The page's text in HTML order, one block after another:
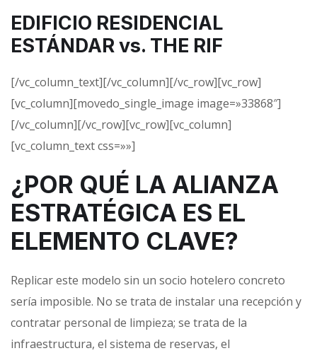
EDIFICIO RESIDENCIAL
ESTÁNDAR vs. THE RIF
[/vc_column_text][/vc_column][/vc_row][vc_row]
[vc_column][movedo_single_image image=»33868″]
[/vc_column][/vc_row][vc_row][vc_column]
[vc_column_text css=»»]
¿POR QUÉ LA ALIANZA
ESTRATÉGICA ES EL
ELEMENTO CLAVE?
Replicar este modelo sin un socio hotelero concreto
sería imposible. No se trata de instalar una recepción y
contratar personal de limpieza; se trata de la
infraestructura, el sistema de reservas, el